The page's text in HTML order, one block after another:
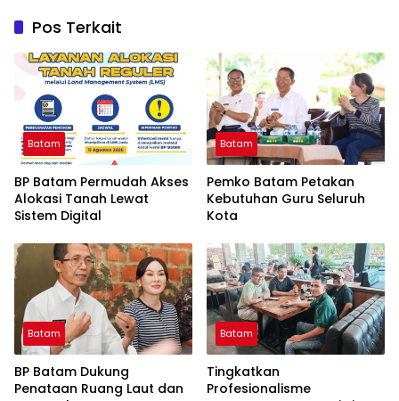
Pos Terkait
Batam
BP Batam Permudah Akses
Alokasi Tanah Lewat
Sistem Digital
Batam
Pemko Batam Petakan
Kebutuhan Guru Seluruh
Kota
Batam
BP Batam Dukung
Penataan Ruang Laut dan
Batam
Tingkatkan
Profesionalisme